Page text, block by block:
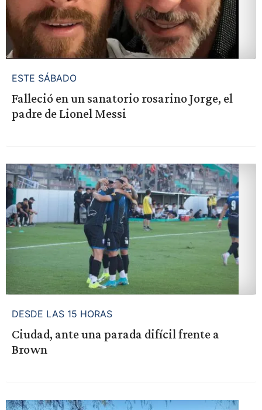
ESTE SÁBADO
Falleció en un sanatorio rosarino Jorge, el
padre de Lionel Messi
DESDE LAS 15 HORAS
Ciudad, ante una parada difícil frente a
Brown